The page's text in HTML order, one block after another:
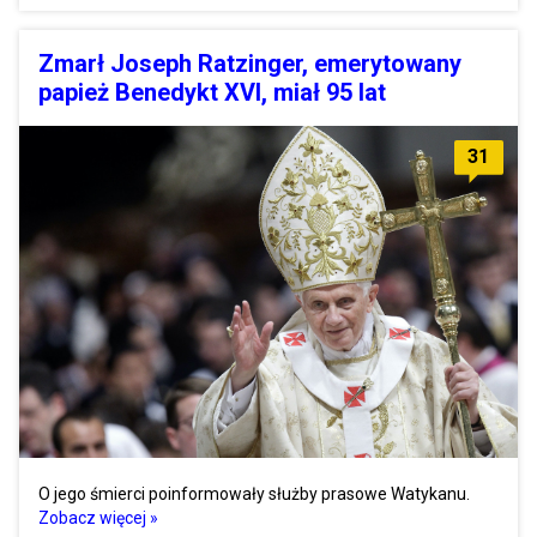
Zmarł Joseph Ratzinger, emerytowany
papież Benedykt XVI, miał 95 lat
31
O jego śmierci poinformowały służby prasowe Watykanu.
Zobacz więcej »